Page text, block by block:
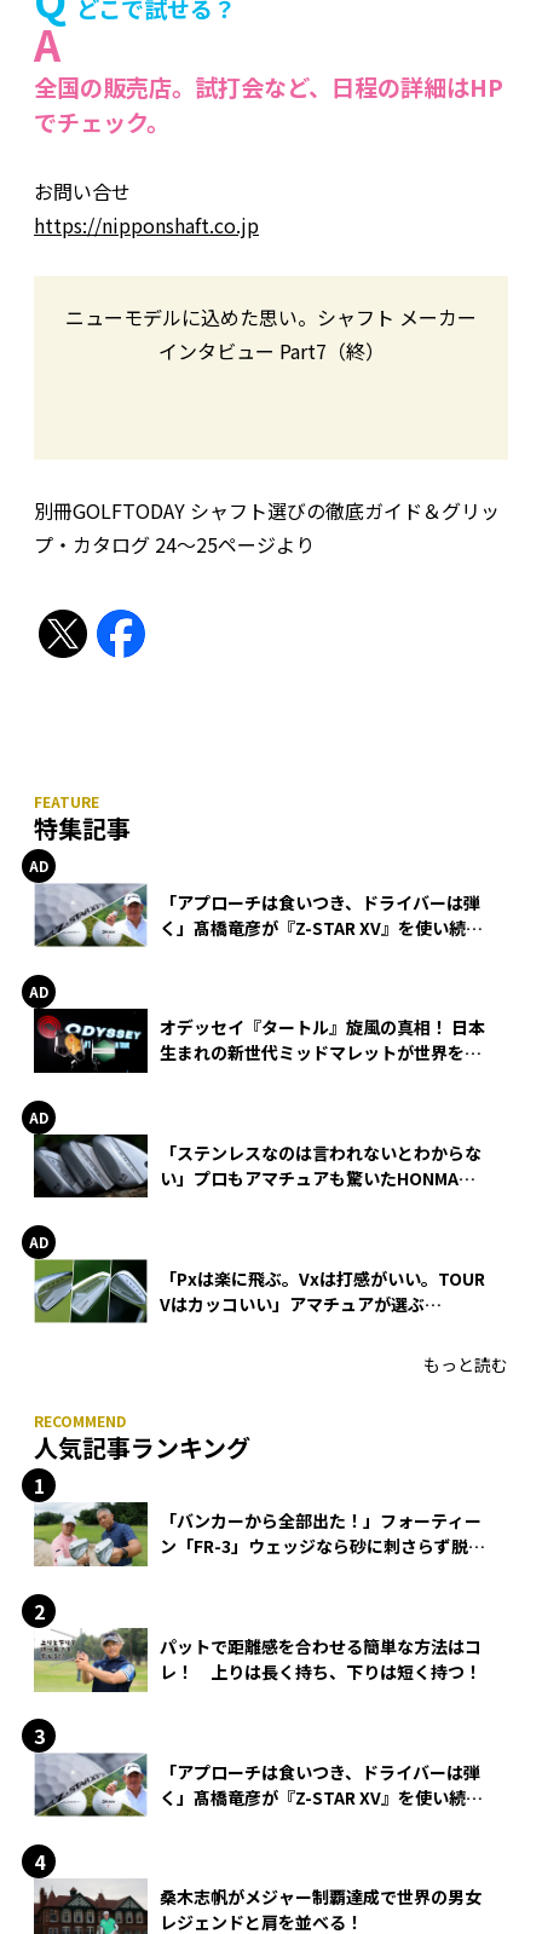
どこで試せる？
A
全国の販売店。試打会など、日程の詳細はHP
でチェック。
お問い合せ
https://nipponshaft.co.jp
ニューモデルに込めた思い。シャフト メーカー
インタビュー Part7（終）
別冊GOLFTODAY シャフト選びの徹底ガイド＆グリッ
プ・カタログ 24〜25ページより
特集記事
「アプローチは食いつき、ドライバーは弾
く」髙橋竜彦が『Z-STAR XV』を使い続け
オデッセイ『タートル』旋風の真相！ 日本
生まれの新世代ミッドマレットが世界を席
「ステンレスなのは言われないとわからな
い」プロもアマチュアも驚いたHONMA
「Pxは楽に飛ぶ。Vxは打感がいい。TOUR
Vはカッコいい」アマチュアが選ぶ
もっと読む
人気記事ランキング
「バンカーから全部出た！」フォーティー
ン「FR-3」ウェッジなら砂に刺さらず脱出
パットで距離感を合わせる簡単な方法はコ
レ！ 上りは長く持ち、下りは短く持つ！
「アプローチは食いつき、ドライバーは弾
く」髙橋竜彦が『Z-STAR XV』を使い続け
桑木志帆がメジャー制覇達成で世界の男女
レジェンドと肩を並べる！